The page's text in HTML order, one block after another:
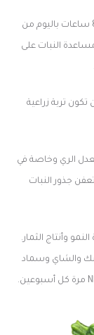
الكاملة (تحتاج الكوسا على الأقل 8 ساعات باليوم من
النبات على
تكون تربة زراعية
الري وخاصة في
جذور النبات
وأنتاج الثمار.
والشاي وسماد